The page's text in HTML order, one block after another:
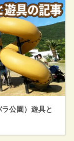
公園）遊具と